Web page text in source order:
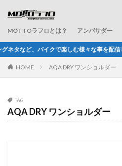
MOTTOラフロとは？ アンバサダー
々な事を配信していきます。
HOME AQA DRY ワンショルダー
TAG
AQA DRY ワンショルダー